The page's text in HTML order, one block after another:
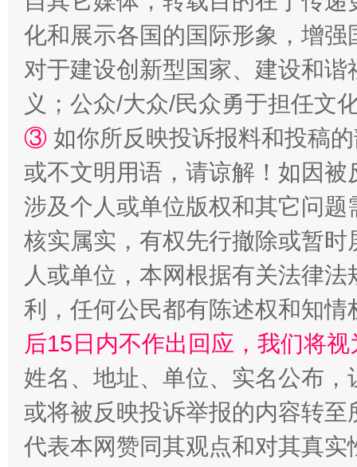
招工难、用工荒背后
网上购药对药下症？
化和展示各国的国际形象，增
对于建设创新型国家、建设和
义；公众/大众/民众勇于担任文
③ 如你所反映投诉报料和投稿
或不文明用语，请谅解！如因
涉及个人或单位版权和其它问题
核实属实，有权先行撤除或暂
人或单位，本网根据有关法律
利，任何公民都有陈述权和知情
后15日内不作出回应，我们将
姓名、地址、单位、实名公布
或将被反映投诉举报的内容转
代表本网赞同其观点和对其真实